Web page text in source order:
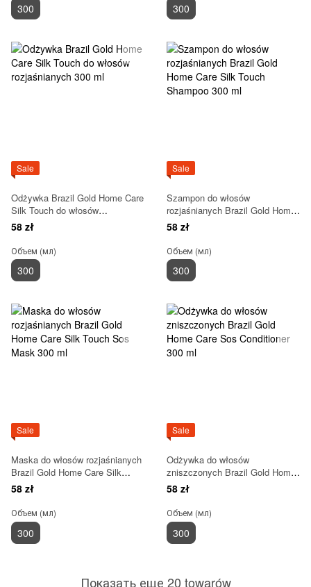
300 300
Sale
Odżywka Brazil Gold Home Care
Silk Touch do włosów
rozjaśnianych 300 ml
58 zł
Объем (мл)
300
Sale
Szampon do włosów
rozjaśnianych Brazil Gold Home
Care Silk Touch Shampoo 300
ml
58 zł
Объем (мл)
300
Sale
Maska do włosów rozjaśnianych
Brazil Gold Home Care Silk
Touch Sos Mask 300 ml
58 zł
Объем (мл)
300
Sale
Odżywka do włosów
zniszczonych Brazil Gold Home
Care Sos Conditioner 300 ml
58 zł
Объем (мл)
300
Показать еще 20 towarów